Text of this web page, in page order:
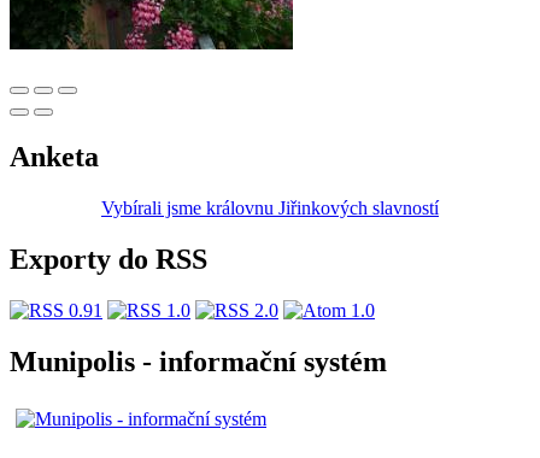
Anketa
Vybírali jsme královnu Jiřinkových slavností
Exporty do RSS
Munipolis - informační systém